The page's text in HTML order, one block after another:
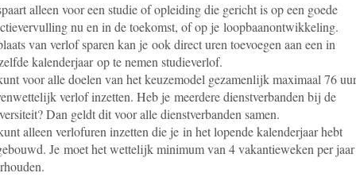
alleen voor een studie of opleiding die gericht is op een goede
nu en in de toekomst, of op je loopbaanontwikkeling.
van verlof sparen kan je ook direct uren toevoegen aan een in
kalenderjaar op te nemen studieverlof.
voor alle doelen van het keuzemodel gezamenlijk maximaal 76 uur
verlof inzetten. Heb je meerdere dienstverbanden bij de
Dan geldt dit voor alle dienstverbanden samen.
alleen verlofuren inzetten die je in het lopende kalenderjaar hebt
Je moet het wettelijk minimum van 4 vakantieweken per jaar